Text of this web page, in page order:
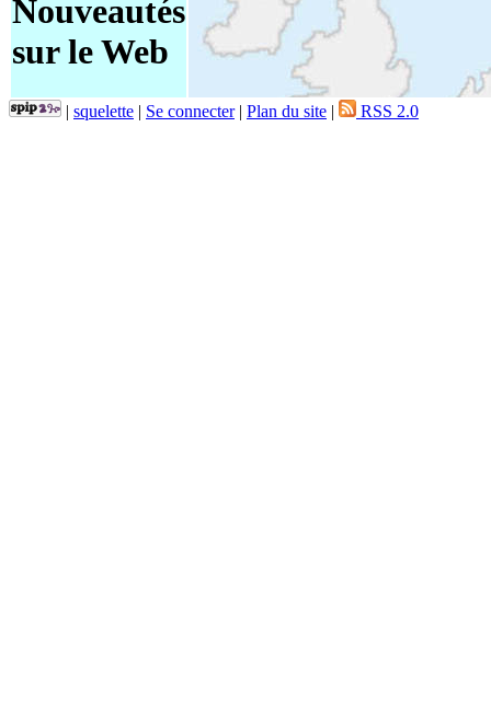
Nouveautés
sur le Web
| squelette | Se connecter| Plan du site | RSS 2.0